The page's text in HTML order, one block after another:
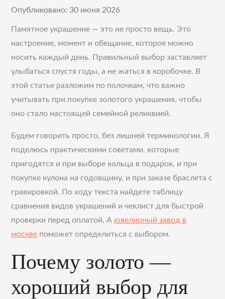
Опубликовано: 30 июня 2026
Памятное украшение — это не просто вещь. Это
настроение, момент и обещание, которое можно
носить каждый день. Правильный выбор заставляет
улыбаться спустя годы, а не жаться в коробочке. В
этой статье разложим по полочкам, что важно
учитывать при покупке золотого украшения, чтобы
оно стало настоящей семейной реликвией.
Будем говорить просто, без лишней терминологии. Я
поделюсь практическими советами, которые
пригодятся и при выборе кольца в подарок, и при
покупке кулона на годовщину, и при заказе браслета с
гравировкой. По ходу текста найдете таблицу
сравнения видов украшений и чеклист для быстрой
проверки перед оплатой. А ювелирный завод в
москве поможет определиться с выбором.
Почему золото —
хороший выбор для